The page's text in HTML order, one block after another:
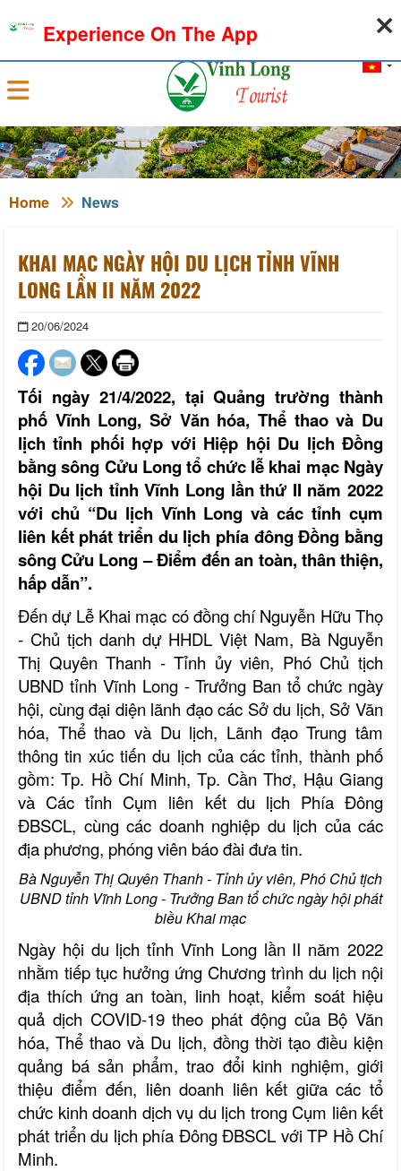
Sign in
Home News
KHAI MẠC NGÀY HỘI DU LỊCH TỈNH VĨNH
LONG LẦN II NĂM 2022
20/06/2024
Tối ngày 21/4/2022, tại Quảng trường thành
phố Vĩnh Long, Sở Văn hóa, Thể thao và Du
lịch tỉnh phối hợp với Hiệp hội Du lịch Đồng
bằng sông Cửu Long tổ chức lễ khai mạc Ngày
hội Du lịch tỉnh Vĩnh Long lần thứ II năm 2022
với chủ “Du lịch Vĩnh Long và các tỉnh cụm
liên kết phát triển du lịch phía đông Đồng bằng
sông Cửu Long – Điểm đến an toàn, thân thiện,
hấp dẫn”.
Đến dự Lễ Khai mạc có đồng chí Nguyễn Hữu Thọ
- Chủ tịch danh dự HHDL Việt Nam, Bà Nguyễn
Thị Quyên Thanh - Tỉnh ủy viên, Phó Chủ tịch
UBND tỉnh Vĩnh Long - Trưởng Ban tổ chức ngày
hội, cùng đại diện lãnh đạo các Sở du lịch, Sở Văn
hóa, Thể thao và Du lịch, Lãnh đạo Trung tâm
thông tin xúc tiến du lịch của các tỉnh, thành phố
gồm: Tp. Hồ Chí Minh, Tp. Cần Thơ, Hậu Giang
và Các tỉnh Cụm liên kết du lịch Phía Đông
ĐBSCL, cùng các doanh nghiệp du lịch của các
địa phương, phóng viên báo đài đưa tin.
Bà Nguyễn Thị Quyên Thanh - Tỉnh ủy viên, Phó Chủ tịch
UBND tỉnh Vĩnh Long- Trưởng Ban tổ chức ngày hội phát
biều Khai mạc
Ngày hội du lịch tỉnh Vĩnh Long lần II năm 2022
nhằm tiếp tục hưởng ứng Chương trình du lịch nội
địa thích ứng an toàn, linh hoạt, kiểm soát hiệu
quả dịch COVID-19 theo phát động của Bộ Văn
hóa, Thể thao và Du lịch, đồng thời tạo điều kiện
quảng bá sản phẩm, trao đổi kinh nghiệm, giới
thiệu điểm đến, liên doanh liên kết giữa các tổ
chức kinh doanh dịch vụ du lịch trong Cụm liên kết
phát triển du lịch phía Đông ĐBSCL với TP Hồ Chí
Minh.
Experience On The App